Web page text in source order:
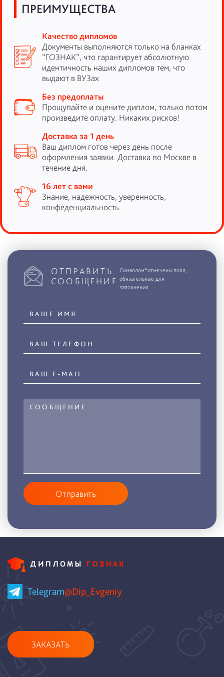
ПРЕИМУЩЕСТВА
Качество дипломов
Документы выполняются только на бланках
“ГОЗНАК”, что гарантирует абсолютную
идентичность наших дипломов тем, что
выдают в ВУЗах
Без предоплаты
Прощупайте и оцените диплом, только потом
произведите оплату. Никаких рисков!
Доставка за 1 день
Ваш диплом готов через день после
оформления заявки. Доставка по Москве в
течение дня.
16 лет с вами
Знание, надежность, уверенность,
конфеденциальность.
ОТПРАВИТЬ
СООБЩЕНИЕ
Символом*отмечены поля,
обязательные для
заполнения.
Отправить
Telegram@Dip_Evgeniy
ЗАКАЗАТЬ